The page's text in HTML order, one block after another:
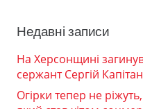
Недавні записи
На Херсонщині
сержант Сергій
Огірки тепер не